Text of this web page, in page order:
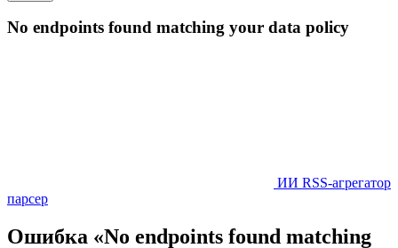
No endpoints found matching your data policy
ИИ RSS-агрегатор
парсер
Ошибка «No endpoints found matching